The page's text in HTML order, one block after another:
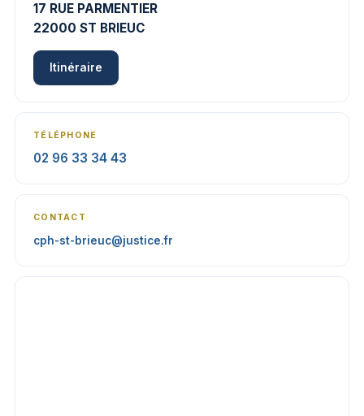
17 RUE PARMENTIER
22000 ST BRIEUC
Itinéraire
TÉLÉPHONE
02 96 33 34 43
CONTACT
cph-st-brieuc@justice.fr